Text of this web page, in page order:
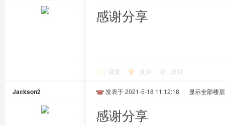
感谢分享
回复 支持 反对
Jackson2 发表于 2021-5-18 11:12:18 | 显示全部楼层
感谢分享